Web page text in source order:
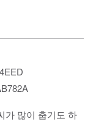
가 많이 춥기도 하